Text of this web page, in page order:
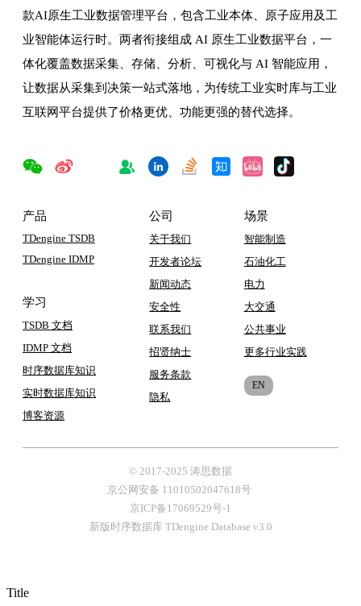
款AI原生工业数据管理平台，包含工业本体、原子应用及工
业智能体运行时。两者衔接组成 AI 原生工业数据平台，一
体化覆盖数据采集、存储、分析、可视化与 AI 智能应用，
让数据从采集到决策一站式落地，为传统工业实时库与工业
互联网平台提供了价格更优、功能更强的替代选择。
产品
TDengine TSDB
TDengine IDMP
学习
TSDB 文档
IDMP 文档
时序数据库知识
实时数据库知识
博客资源
公司
关于我们
开发者论坛
新闻动态
安全性
联系我们
招贤纳士
服务条款
隐私
场景
智能制造
石油化工
电力
大交通
公共事业
更多行业实践
EN
© 2017-2025 涛思数据
京公网安备 11010502047618号
京ICP备17069529号-1
新版时序数据库 TDengine Database v3.0
Title